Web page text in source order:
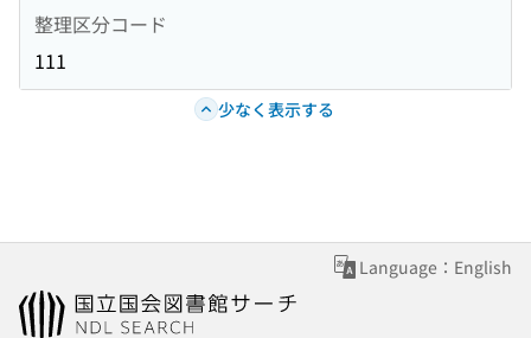
整理区分コード
111
少なく表示する
Language：English